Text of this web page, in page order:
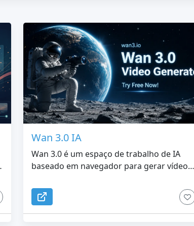
Wan 3.0 IA
Wan 3.0 é um espaço de trabalho de IA
baseado em navegador para gerar vídeos
produção complicada. Transforme
prompts de texto, fotos, primeiro e último
quadro ou mídia de referência em clipes